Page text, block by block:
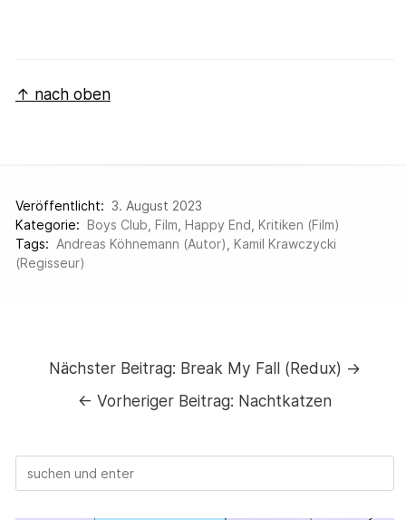
↑ nach oben
Veröffentlicht: 3. August 2023
Kategorie: Boys Club ,Film ,Happy End ,Kritiken (Film)
Tags: Andreas Köhnemann (Autor) ,Kamil Krawczycki
(Regisseur)
Nächster Beitrag: Break My Fall (Redux) →
← Vorheriger Beitrag: Nachtkatzen